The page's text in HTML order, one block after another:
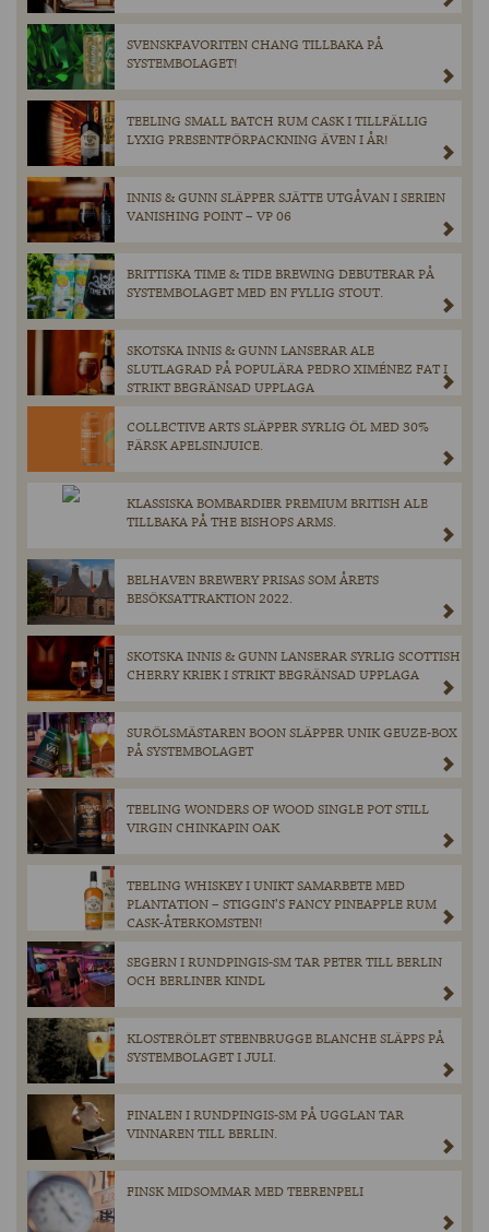
SVENSKFAVORITEN CHANG TILLBAKA PÅ
SYSTEMBOLAGET!
TEELING SMALL BATCH RUM CASK I TILLFÄLLIG
LYXIG PRESENTFÖRPACKNING ÄVEN I ÅR!
INNIS & GUNN SLÄPPER SJÄTTE UTGÅVAN I SERIEN
VANISHING POINT – VP 06
BRITTISKA TIME & TIDE BREWING DEBUTERAR PÅ
SYSTEMBOLAGET MED EN FYLLIG STOUT.
SKOTSKA INNIS & GUNN LANSERAR ALE
SLUTLAGRAD PÅ POPULÄRA PEDRO XIMÉNEZ FAT I
STRIKT BEGRÄNSAD UPPLAGA
COLLECTIVE ARTS SLÄPPER SYRLIG ÖL MED 30%
FÄRSK APELSINJUICE.
KLASSISKA BOMBARDIER PREMIUM BRITISH ALE
TILLBAKA PÅ THE BISHOPS ARMS.
BELHAVEN BREWERY PRISAS SOM ÅRETS
BESÖKSATTRAKTION 2022.
SKOTSKA INNIS & GUNN LANSERAR SYRLIG SCOTTISH
CHERRY KRIEK I STRIKT BEGRÄNSAD UPPLAGA
SURÖLSMÄSTAREN BOON SLÄPPER UNIK GEUZE-BOX
PÅ SYSTEMBOLAGET
TEELING WONDERS OF WOOD SINGLE POT STILL
VIRGIN CHINKAPIN OAK
TEELING WHISKEY I UNIKT SAMARBETE MED
PLANTATION – STIGGIN’S FANCY PINEAPPLE RUM
CASK-ÅTERKOMSTEN!
SEGERN I RUNDPINGIS-SM TAR PETER TILL BERLIN
OCH BERLINER KINDL
KLOSTERÖLET STEENBRUGGE BLANCHE SLÄPPS PÅ
SYSTEMBOLAGET I JULI.
FINALEN I RUNDPINGIS-SM PÅ UGGLAN TAR
VINNAREN TILL BERLIN.
FINSK MIDSOMMAR MED TEERENPELI